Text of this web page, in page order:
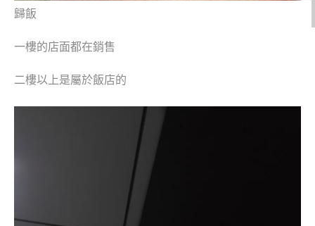
歸飯
一樓的店面都在銷售
二樓以上是屬於飯店的